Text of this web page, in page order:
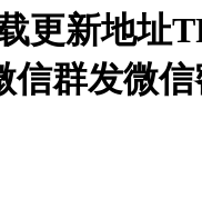
更新地
信群发微